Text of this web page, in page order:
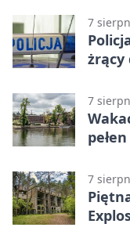
7
żrący
7
7